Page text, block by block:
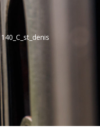
140_C_st_denis